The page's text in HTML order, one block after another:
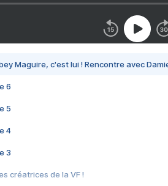
Maguire, c'est lui ! Rencontre avec
6
5
4
3
créatrices de la VF !